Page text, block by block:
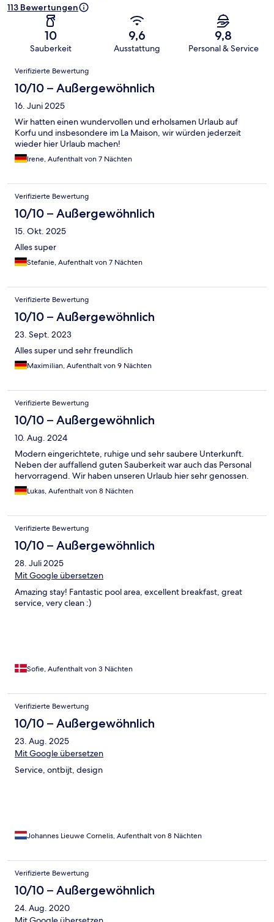
113 Bewertungen
10
Sauberkeit
9,6
Ausstattung
9,8
Personal & Service
Bewertungen
Verifizierte Bewertung
10/10 – Außergewöhnlich
16. Juni 2025
Wir hatten einen wundervollen und erholsamen Urlaub auf
Korfu und insbesondere im La Maison, wir würden jederzeit
wieder hier Urlaub machen!
Irene, Aufenthalt von 7 Nächten
Verifizierte Bewertung
10/10 – Außergewöhnlich
15. Okt. 2025
Alles super
Stefanie, Aufenthalt von 7 Nächten
Verifizierte Bewertung
10/10 – Außergewöhnlich
23. Sept. 2023
Alles super und sehr freundlich
Maximilian, Aufenthalt von 9 Nächten
Verifizierte Bewertung
10/10 – Außergewöhnlich
10. Aug. 2024
Modern eingerichtete, ruhige und sehr saubere Unterkunft.
Neben der auffallend guten Sauberkeit war auch das Personal
hervorragend. Wir haben unseren Urlaub hier sehr genossen.
Lukas, Aufenthalt von 8 Nächten
Verifizierte Bewertung
10/10 – Außergewöhnlich
28. Juli 2025
Mit Google übersetzen
Amazing stay! Fantastic pool area, excellent breakfast, great
service, very clean :)
Sofie, Aufenthalt von 3 Nächten
Verifizierte Bewertung
10/10 – Außergewöhnlich
23. Aug. 2025
Mit Google übersetzen
Service, ontbijt, design
Johannes Lieuwe Cornelis, Aufenthalt von 8 Nächten
Verifizierte Bewertung
10/10 – Außergewöhnlich
24. Aug. 2020